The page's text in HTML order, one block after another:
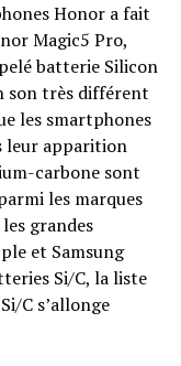
Honor a fait
Magic5 Pro,
batterie Silicon
son très différent
les smartphones
leur apparition
carbone sont
les marques
grandes
et Samsung
Si/C, la liste
C s’allonge